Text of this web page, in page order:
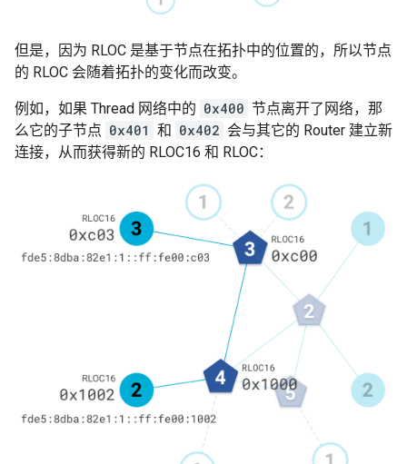
但是，因为 RLOC 是基于节点在拓扑中的位置的，所以节点
的 RLOC 会随着拓扑的变化而改变。
例如，如果 Thread 网络中的 0x400 节点离开了网络，那
么它的子节点 0x401 和 0x402 会与其它的 Router 建立新
连接，从而获得新的 RLOC16 和 RLOC：